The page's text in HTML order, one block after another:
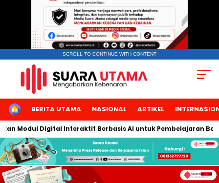
SCROLL TO CONTINUE WITH CONTENT
HOMEBERITA UTAMA NASIONAL ARTIKEL
Digital Interaktif Berbasis AI untuk Pembelajaran Berbicara